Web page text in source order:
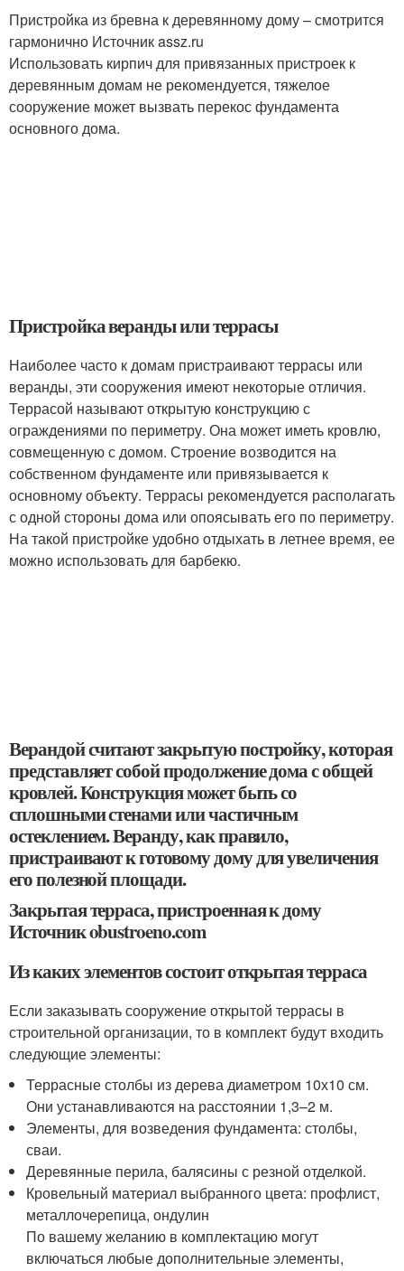
Пристройка из бревна к деревянному дому – смотрится
гармонично Источник assz.ru
Использовать кирпич для привязанных пристроек к
деревянным домам не рекомендуется, тяжелое
сооружение может вызвать перекос фундамента
основного дома.
Пристройка веранды или террасы
Наиболее часто к домам пристраивают террасы или
веранды, эти сооружения имеют некоторые отличия.
Террасой называют открытую конструкцию с
ограждениями по периметру. Она может иметь кровлю,
совмещенную с домом. Строение возводится на
собственном фундаменте или привязывается к
основному объекту. Террасы рекомендуется располагать
с одной стороны дома или опоясывать его по периметру.
На такой пристройке удобно отдыхать в летнее время, ее
можно использовать для барбекю.
Верандой считают закрытую постройку, которая
представляет собой продолжение дома с общей
кровлей. Конструкция может быть со
сплошными стенами или частичным
остеклением. Веранду, как правило,
пристраивают к готовому дому для увеличения
его полезной площади.
Закрытая терраса, пристроенная к дому
Источник obustroeno.com
Из каких элементов состоит открытая терраса
Если заказывать сооружение открытой террасы в
строительной организации, то в комплект будут входить
следующие элементы:
Террасные столбы из дерева диаметром 10х10 см.
Они устанавливаются на расстоянии 1,3–2 м.
Элементы, для возведения фундамента: столбы,
сваи.
Деревянные перила, балясины с резной отделкой.
Кровельный материал выбранного цвета: профлист,
металлочерепица, ондулин
По вашему желанию в комплектацию могут
включаться любые дополнительные элементы,